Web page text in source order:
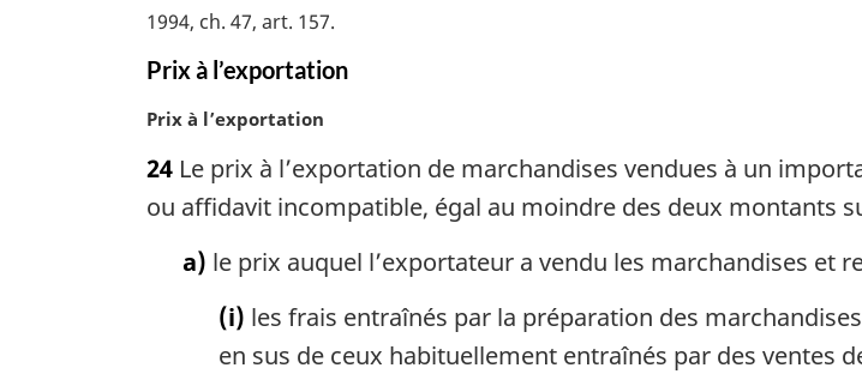
r
i
a
e
:
1994, ch. 47, art. 157
Prix à l’exportation
N
t
e
Prix à l’exportation
24 Le prix à l’exportation de marchandises vendues à un
ou affidavit incompatible, égal au moindre des deux montants
a) le prix auquel l’exportateur a vendu les marchandises et
(i) les frais entraînés par la préparation des
en sus de ceux habituellement entraînés par des ventes